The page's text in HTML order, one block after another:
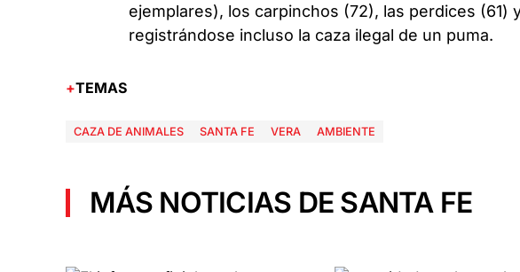
ejemplares), los carpinchos (72), las perdices (61)
registrándose incluso la caza ilegal de un puma.
TEMAS
CAZA DE ANIMALES SANTA FE VERA AMBIENTE
MÁS NOTICIAS DE SANTA FE